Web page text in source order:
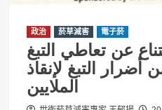
政治 菸草減害 電子菸
عن تعاطي التبغ
من أضرار التبغ لإنقاذ
الملايين